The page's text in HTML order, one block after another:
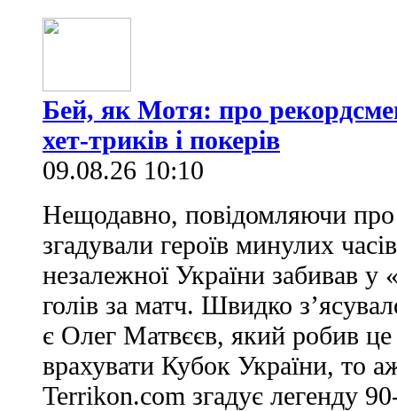
Бей, як Мотя: про
хет-триків і покерів
09.08.26 10:10
Нещодавно, повідомляючи про
згадували героїв минулих
незалежної України забивав
голів за матч. Швидко
є Олег Матвєєв, який робив
врахувати Кубок України, то
Terrikon.com згадує легенду